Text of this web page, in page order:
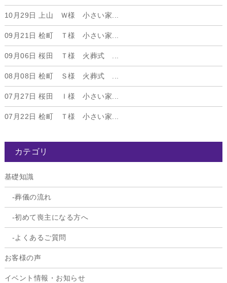
10月29日 上山 Ｗ様 小さい家...
09月21日 桧町 Ｔ様 小さい家...
09月06日 桜田 Ｔ様 火葬式 ...
08月08日 桧町 Ｓ様 火葬式 ...
07月27日 桜田 Ｉ様 小さい家...
07月22日 桧町 Ｔ様 小さい家...
カテゴリ
基礎知識
葬儀の流れ
初めて喪主になる方へ
よくあるご質問
お客様の声
イベント情報・お知らせ